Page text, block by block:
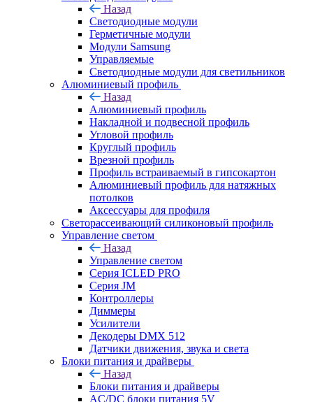
Назад
Светодиодные модули
Герметичные модули
Модули Samsung
Управляемые
Светодиодные модули для светильников
Алюминиевый профиль
Назад
Алюминиевый профиль
Накладной и подвесной профиль
Угловой профиль
Круглый профиль
Врезной профиль
Профиль встраиваемый в гипсокартон
Алюминиевый профиль для натяжных
потолков
Аксессуары для профиля
Светорассеивающий силиконовый профиль
Управление светом
Назад
Управление светом
Серия ICLED PRO
Серия JM
Контроллеры
Диммеры
Усилители
Декодеры DMX 512
Датчики движения, звука и света
Блоки питания и драйверы
Назад
Блоки питания и драйверы
AC/DC блоки питания 5V